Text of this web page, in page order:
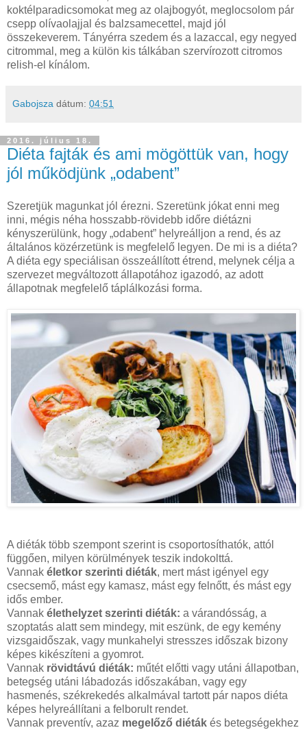
koktélparadicsomokat meg az olajbogyót, meglocsolom pár
csepp olívaolajjal és balzsamecettel, majd jól
összekeverem. Tányérra szedem és a lazaccal, egy negyed
citrommal, meg a külön kis tálkában szervírozott citromos
relish-el kínálom.
Gabojsza dátum: 04:51
2016. július 18.
Diéta fajták és ami mögöttük van, hogy
jól működjünk „odabent”
Szeretjük magunkat jól érezni. Szeretünk jókat enni meg
inni, mégis néha hosszabb-rövidebb időre diétázni
kényszerülünk, hogy „odabent” helyreálljon a rend, és az
általános közérzetünk is megfelelő legyen. De mi is a diéta?
A diéta egy speciálisan összeállított étrend, melynek célja a
szervezet megváltozott állapotához igazodó, az adott
állapotnak megfelelő táplálkozási forma.
A diéták több szempont szerint is csoportosíthatók, attól
függően, milyen körülmények teszik indokolttá.
Vannak életkor szerinti diéták, mert mást igényel egy
csecsemő, mást egy kamasz, mást egy felnőtt, és mást egy
idős ember.
Vannak élethelyzet szerinti diéták: a várandósság, a
szoptatás alatt sem mindegy, mit eszünk, de egy kemény
vizsgaidőszak, vagy munkahelyi stresszes időszak bizony
képes kikészíteni a gyomrot.
Vannak rövidtávú diéták: műtét előtti vagy utáni állapotban,
betegség utáni lábadozás időszakában, vagy egy
hasmenés, székrekedés alkalmával tartott pár napos diéta
képes helyreállítani a felborult rendet.
Vannak preventív, azaz megelőző diéták és betegségekhez